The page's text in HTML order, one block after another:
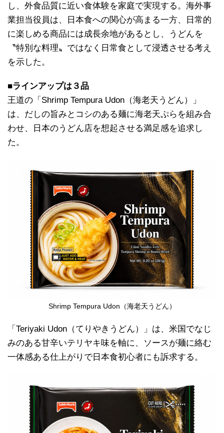
し、外食品質に近い食体験を家庭で実現する。海外事
業担当役員は、日本食への関心が高まる一方、日常的
に楽しめる商品には成長余地があるとし、うどんを
〝特別な料理〟ではなく日常食として浸透させる考え
を示した。
■ラインアップは３品
王道の「Shrimp Tempura Udon（海老天うどん）」
は、だしの旨みとコシのある麺に海老天ぷらを組み合
わせ、日本のうどん店を想起させる満足感を追求し
た。
Shrimp Tempura Udon（海老天うどん）
「Teriyaki Udon（てりやきうどん）」は、米国でなじ
みのある甘辛いテリヤキ味を軸に、ソースが麺に絡む
一体感ある仕上がりで日本食初心者にも訴求する。